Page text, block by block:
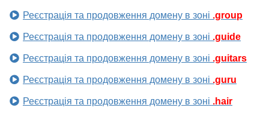
Реєстрація та продовження домену в зоні .group
Реєстрація та продовження домену в зоні .guide
Реєстрація та продовження домену в зоні .guitars
Реєстрація та продовження домену в зоні .guru
Реєстрація та продовження домену в зоні .hair